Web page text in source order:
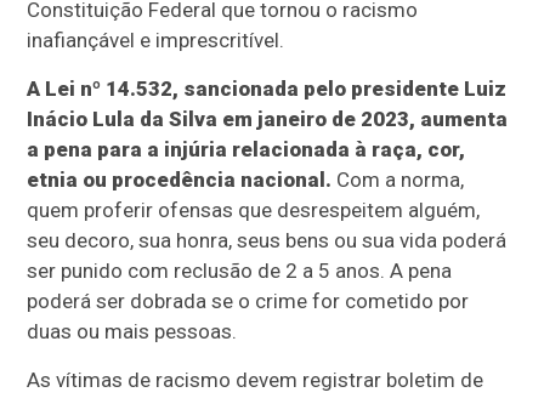
Constituição Federal que tornou o racismo
inafiançável e imprescritível.
A Lei nº 14.532, sancionada pelo presidente Luiz
Inácio Lula da Silva em janeiro de 2023, aumenta
a pena para a injúria relacionada à raça, cor,
etnia ou procedência nacional. Com a norma,
quem proferir ofensas que desrespeitem alguém,
seu decoro, sua honra, seus bens ou sua vida poderá
ser punido com reclusão de 2 a 5 anos. A pena
poderá ser dobrada se o crime for cometido por
duas ou mais pessoas.
As vítimas de racismo devem registrar boletim de